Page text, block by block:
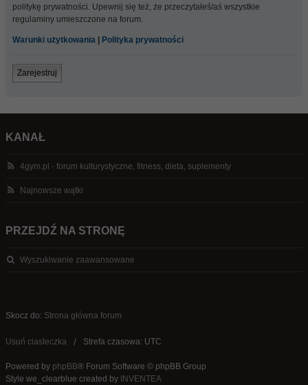
politykę prywatności. Upewnij się też, że przeczytałeś/aś wszystkie
regulaminy umieszczone na forum.
Warunki użytkowania Polityka prywatności
Zarejestruj
KANAŁ
4gym.pl - forum kulturystyczne, fitness, dieta, suplementy
Najnowsze wątki
PRZEJDŹ NA STRONĘ
Wyszukiwanie zaawansowane
Skocz do: Strona główna forum
Usuń ciasteczka Strefa czasowa: UTC
Powered by phpBB® Forum Software © phpBB Group
Style we_clearblue created by INVENTEA